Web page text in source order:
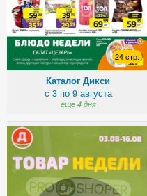
24 стр.
Каталог Дикси
с 3 по 9 августа
еще 4 дня